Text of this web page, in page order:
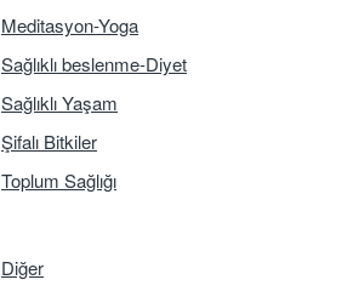
Meditasyon-Yoga
Sağlıklı beslenme-Diyet
Sağlıklı Yaşam
Şifalı Bitkiler
Toplum Sağlığı
Diğer